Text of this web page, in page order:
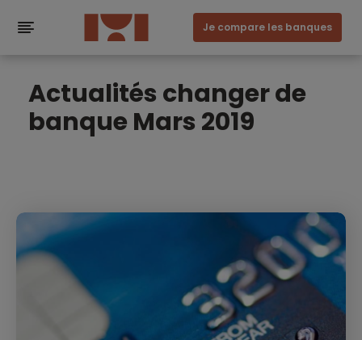
Je compare les banques
Actualités changer de
banque Mars 2019